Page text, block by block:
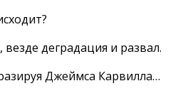
деградация и развал.
Джеймса Карвилла…